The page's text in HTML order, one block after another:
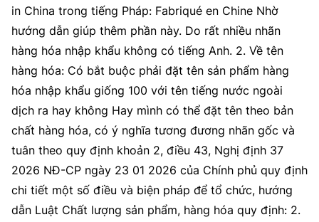
in China trong tiếng Pháp: Fabriqué en Chine Nhờ
hướng dẫn giúp thêm phần này. Do rất nhiều nhãn
hàng hóa nhập khẩu không có tiếng Anh. 2. Về tên
hàng hóa: Có bắt buộc phải đặt tên sản phẩm hàng
hóa nhập khẩu giống 100 với tên tiếng nước ngoài
dịch ra hay không Hay mình có thể đặt tên theo bản
chất hàng hóa, có ý nghĩa tương đương nhãn gốc và
tuân theo quy định khoản 2, điều 43, Nghị định 37
2026 NĐ-CP ngày 23 01 2026 của Chính phủ quy định
chi tiết một số điều và biện pháp để tổ chức, hướng
dẫn Luật Chất lượng sản phẩm, hàng hóa quy định: 2.